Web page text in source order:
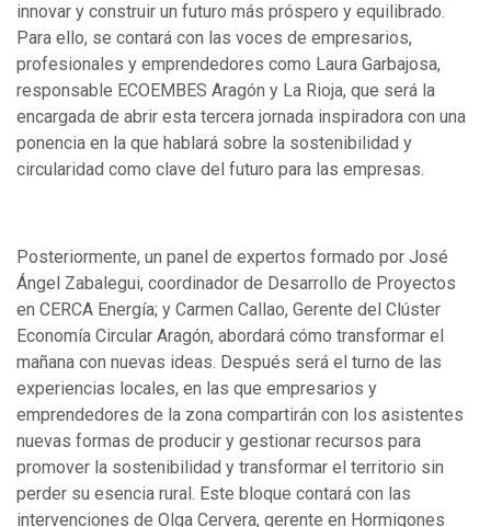
innovar y construir un futuro más próspero y equilibrado.
Para ello, se contará con las voces de empresarios,
profesionales y emprendedores como Laura Garbajosa,
responsable ECOEMBES Aragón y La Rioja, que será la
encargada de abrir esta tercera jornada inspiradora con una
ponencia en la que hablará sobre la sostenibilidad y
circularidad como clave del futuro para las empresas.
Posteriormente, un panel de expertos formado por José
Ángel Zabalegui, coordinador de Desarrollo de Proyectos
en CERCA Energía; y Carmen Callao, Gerente del Clúster
Economía Circular Aragón, abordará cómo transformar el
mañana con nuevas ideas. Después será el turno de las
experiencias locales, en las que empresarios y
emprendedores de la zona compartirán con los asistentes
nuevas formas de producir y gestionar recursos para
promover la sostenibilidad y transformar el territorio sin
perder su esencia rural. Este bloque contará con las
intervenciones de Olga Cervera, gerente en Hormigones